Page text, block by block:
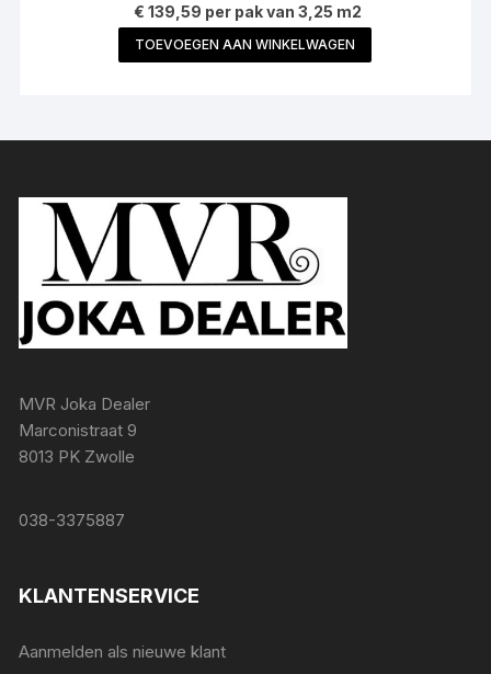
€ 139,59 per pak van 3,25 m2
TOEVOEGEN AAN WINKELWAGEN
MVR Joka Dealer
Marconistraat 9
8013 PK Zwolle
038-3375887
KLANTENSERVICE
Aanmelden als nieuwe klant